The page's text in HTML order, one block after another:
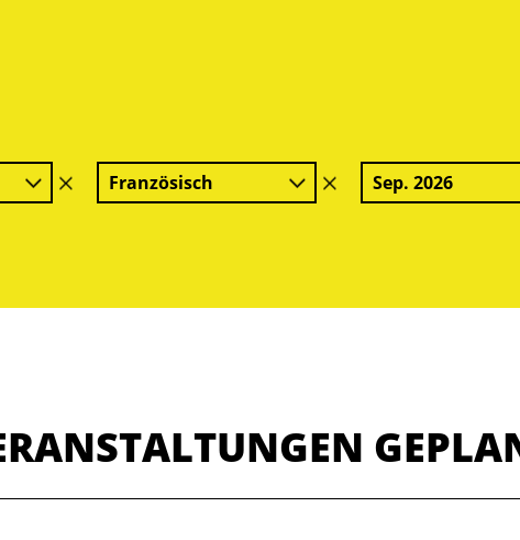
Filter
löschen
Französisch
Filter
löschen
Sep. 2026